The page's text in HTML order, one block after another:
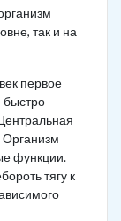
так и на
первое
быстро
Организм
функции.
тягу к